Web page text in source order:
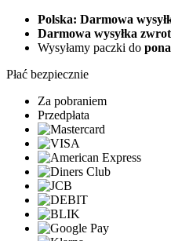
Polska: Darmowa
Darmowa wysyłka
Wysyłamy paczki do
Płać bezpiecznie
Za pobraniem
Przedpłata